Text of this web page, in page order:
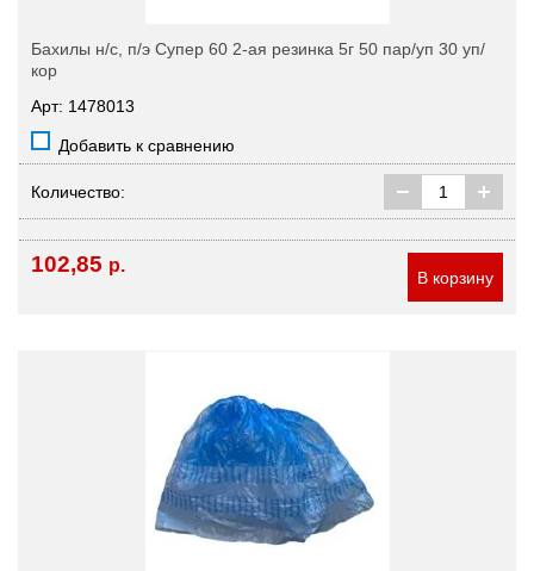
Бахилы н/с, п/э Супер 60 2-ая резинка 5г 50 пар/уп 30 уп/
кор
Арт: 1478013
Добавить к сравнению
Количество:
102,85 р.
В корзину